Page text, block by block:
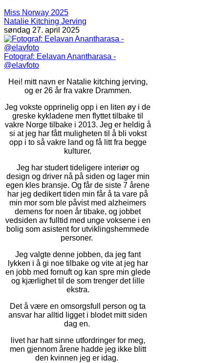
Miss Norway 2025
Natalie Kitching Jerving
søndag 27. april 2025
Fotograf: Eelavan Anantharasa -
@elavfoto
Hei! mitt navn er Natalie kitching jerving,
og er 26 år fra vakre Drammen.
Jeg vokste opprinelig opp i en liten øy i de
greske kykladene men flyttet tilbake til
vakre Norge tilbake i 2013. Jeg er heldig å
si at jeg har fått muligheten til å bli vokst
opp i to så vakre land og få litt fra begge
kulturer.
Jeg har studert tideligere interiør og
design og driver nå på siden og lager min
egen kles bransje. Og får de siste 7 årene
har jeg dedikert tiden min får å ta vare på
min mor som ble påvist med alzheimers
demens for noen år tibake, og jobbet
vedsiden av fulltid med unge voksene i en
bolig som asistent for utviklingshemmede
personer.
Jeg valgte denne jobben, da jeg fant
lykken i å gi noe tilbake og vite at jeg har
en jobb med fornuft og kan spre min glede
og kjærlighet til de som trenger det lille
ekstra.
Det å være en omsorgsfull person og ta
ansvar har alltid ligget i blodet mitt siden
dag en.
livet har hatt sinne utfordringer for meg,
men gjennom årene hadde jeg ikke blitt
den kvinnen jeg er idag.